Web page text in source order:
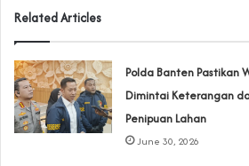
Related Articles
Polda Banten Pastikan
Dimintai Keterangan
Penipuan Lahan
June 30, 2026